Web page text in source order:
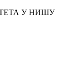
У НИШУ